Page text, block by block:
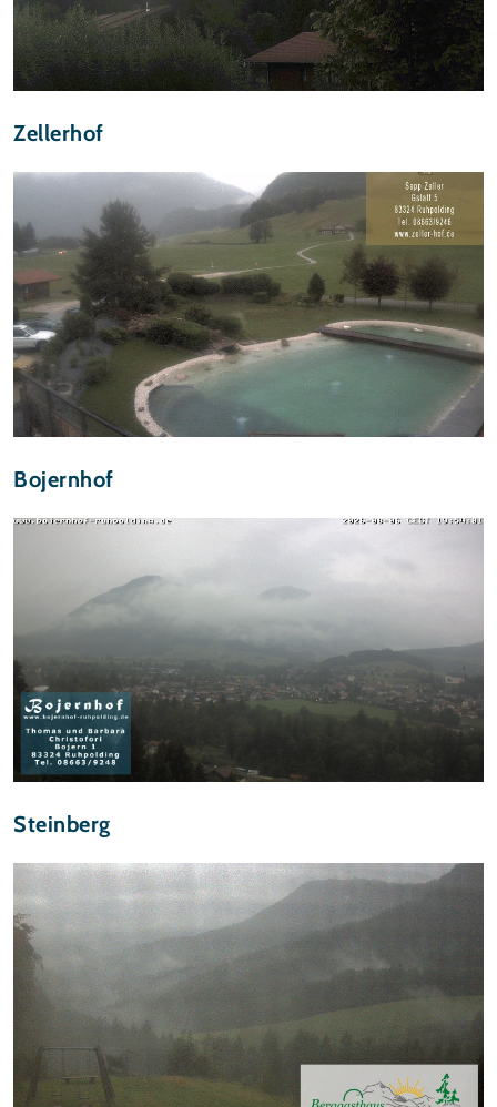
Zellerhof
Bojernhof
Steinberg